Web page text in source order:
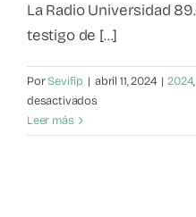
Contacto
La Radio Universidad
testigo de [...]
PorSevifip | abril 11, 2024 | 2024,
desactivadosen
Milton
Leer más